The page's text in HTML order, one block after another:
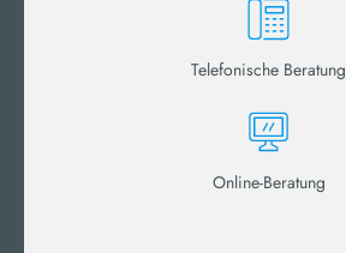
Telefonische Beratung
Online-Beratung